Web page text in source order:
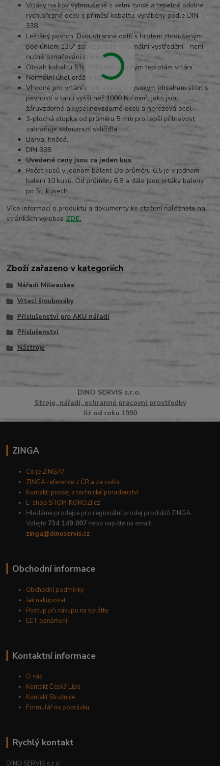
Vrtáky na kov vybroušené z velmi tvrdé a tepelně odolné
rychlořezné oceli s příměsí kobaltu, vyráběny podle DIN
338.
Leštěný povrch. Dvoustranné ostří s hrotem zbroušeným
pod úhlem 135° zabezpečuje maximální vystředění - není
nutné označování důlčíkem.
Obsah kobaltu 5%. Odolává vysokým teplotám vrtání.
Normální úhel drážky typu N.
Vhodné pro vrtání ocelí a kovů s vysokým obsahem slitin s
pevností v tahu vyšší než 1000 N / mm², jako jsou
žáruvzdorné a kyselinovzdorné oceli a nerezová ocel.
3-plochá stopka od průměru 5 mm pro lepší přilnavost
zabraňuje sklouznutí sklíčidla.
Barva: hnědá.
DIN 338.
Uvedené ceny jsou za jeden kus
Počet kusů v jednom balení: Do průměru 6.5 je v jednom
balení 10 kusů. Od průměru 6.8 a dále jsou vrtáky baleny
po 5ti kusech
Více informací o produktu a dokumenty ke stažení naleznete na
stránkách výrobce ZDE.
Zboží zařazeno v kategoriích
Nářadí Milwaukee
Vrtací šroubováky
Příslušenství pro AKU nářadí
Příslušenství
Nástroje
DINO SERVISs.r.o.
Stroje, nářadí, ochranné pracovní prostředky
Již od roku 1990
ZINGA
Co je ZINGA?
ZINGA reference z ČR a ze světa
Kontakt: prodej a technické poradenství
E-shop STOP-KOROZI.cz
Hledáme prodejce pro regionální prodej produktů ZINGA.
Volejte 734 149 007 nebo napište na email:
zinga@dinoservis.cz
Obchodní informace
Obchodní podmínky
Jak nakupovat
Postup při nákupu na splátky
EET oznámení
Kontaktní informace
O nás
Kontakt Česká Lípa
Kontakt Stružnice
Formulář na poptávku
Rychlý kontakt
DINO SERVIS s.r.o.